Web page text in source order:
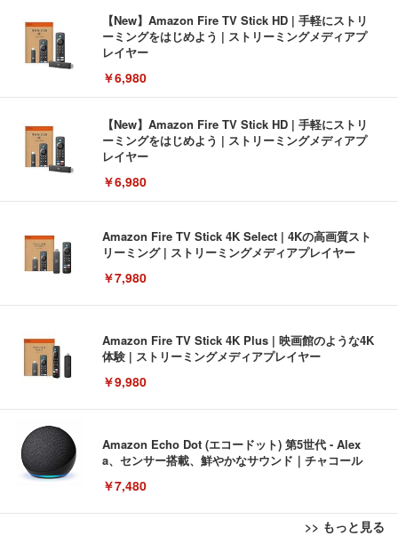
【New】Amazon Fire TV Stick HD | 手軽にストリ
ーミングをはじめよう | ストリーミングメディアプ
レイヤー
￥6,980
【New】Amazon Fire TV Stick HD | 手軽にストリ
ーミングをはじめよう | ストリーミングメディアプ
レイヤー
￥6,980
Amazon Fire TV Stick 4K Select | 4Kの高画質スト
リーミング | ストリーミングメディアプレイヤー
￥7,980
Amazon Fire TV Stick 4K Plus | 映画館のような4K
体験 | ストリーミングメディアプレイヤー
￥9,980
Amazon Echo Dot (エコードット) 第5世代 - Alex
a、センサー搭載、鮮やかなサウンド｜チャコール
￥7,480
>> もっと見る